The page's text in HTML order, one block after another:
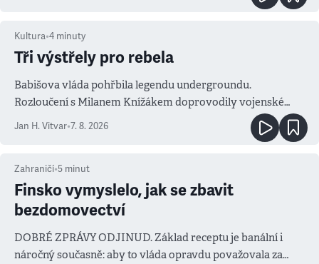
Kultura•4 minuty
Tři výstřely pro rebela
Babišova vláda pohřbila legendu undergroundu.
Rozloučení s Milanem Knížákem doprovodily vojenské
salvy i kritika pokrokářů
Jan H. Vitvar•7. 8. 2026
Zahraničí•5 minut
Finsko vymyslelo, jak se zbavit
bezdomovectví
DOBRÉ ZPRÁVY ODJINUD. Základ receptu je banální i
náročný současně: aby to vláda opravdu považovala za